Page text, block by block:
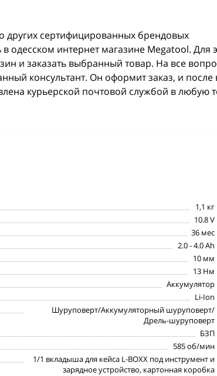
других сертифицированных брендовых
одесском интернет магазине Megatool. Для
и заказать выбранный товар. На все
консультант. Он оформит заказ, и
курьерской почтовой службой в любую
1,1 кг
10.8 V
36 мес
2.0 - 4.0 Ah
10 мм
13 Нм
Аккумулятор
Li-Ion
Шуруповерт/Аккумуляторный шуруповерт/
Дрель-шуруповерт
БЗП
585 об/мин
1/1 вкладыша для кейса L-BOXX под инструмент и
зарядное устройство, картонная коробка